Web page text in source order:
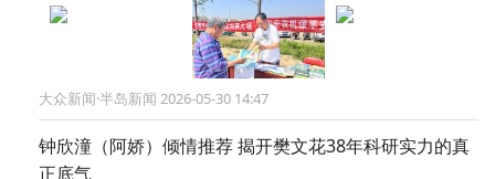
大众新闻·半岛新闻 2026-05-30 14:47
钟欣潼（阿娇）倾情推荐 揭开樊文花38年科研实力的真
正底气